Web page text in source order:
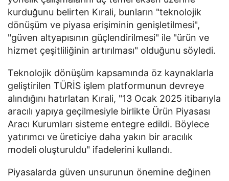
kurduğunu belirten Kırali, bunların "teknolojik
dönüşüm ve piyasa erişiminin genişletilmesi",
"güven altyapısının güçlendirilmesi" ile "ürün ve
hizmet çeşitliliğinin artırılması" olduğunu söyledi.
Teknolojik dönüşüm kapsamında öz kaynaklarla
geliştirilen TÜRİS işlem platformunun devreye
alındığını hatırlatan Kırali, "13 Ocak 2025 itibarıyla
aracılı yapıya geçilmesiyle birlikte Ürün Piyasası
Aracı Kurumları sisteme entegre edildi. Böylece
yatırımcı ve üreticiye daha yakın bir aracılık
modeli oluşturuldu" ifadelerini kullandı.
Piyasalarda güven unsurunun önemine değinen